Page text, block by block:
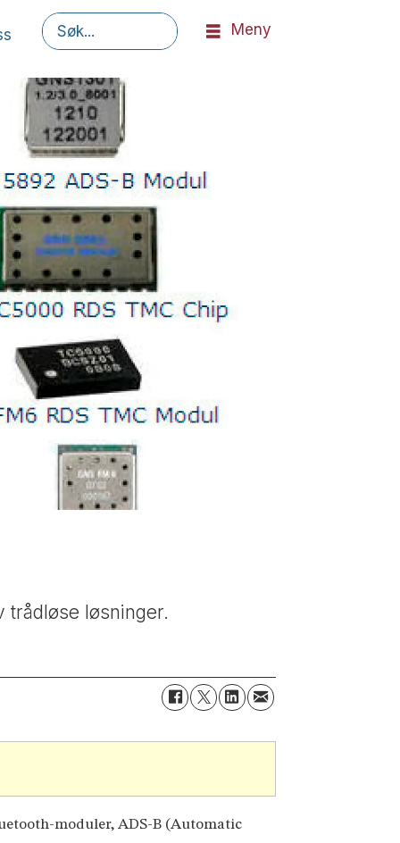
Søk
Meny
trådløse løsninger.
moduler, ADS-B (Automatic